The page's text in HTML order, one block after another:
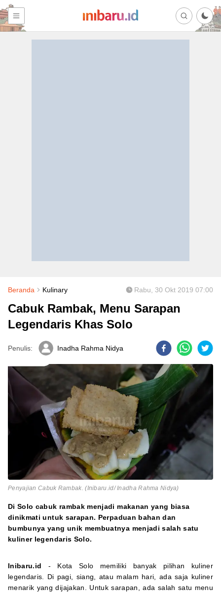
Beranda Kulinary Rabu, 30 Okt 2019 07:00
Cabuk Rambak, Menu Sarapan
Legendaris Khas Solo
Penulis: Inadha Rahma Nidya
Penyajian Cabuk Rambak. (Inibaru.id/ Inadha Rahma Nidya)
Di Solo cabuk rambak menjadi makanan yang biasa
dinikmati untuk sarapan. Perpaduan bahan dan
bumbunya yang unik membuatnya menjadi salah satu
kuliner legendaris Solo.
Inibaru.id - Kota Solo memiliki banyak pilihan kuliner
legendaris. Di pagi, siang, atau malam hari, ada saja kuliner
menarik yang dijajakan. Untuk sarapan, ada salah satu menu